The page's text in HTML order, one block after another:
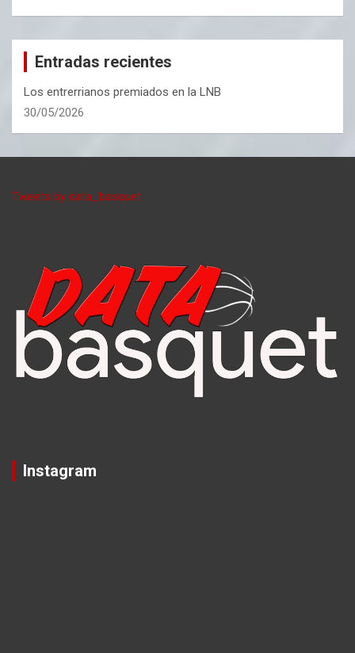
Entradas recientes
Los entrerrianos premiados en la LNB
30/05/2026
Tweets by data_basquet
Instagram